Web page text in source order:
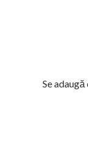
Se